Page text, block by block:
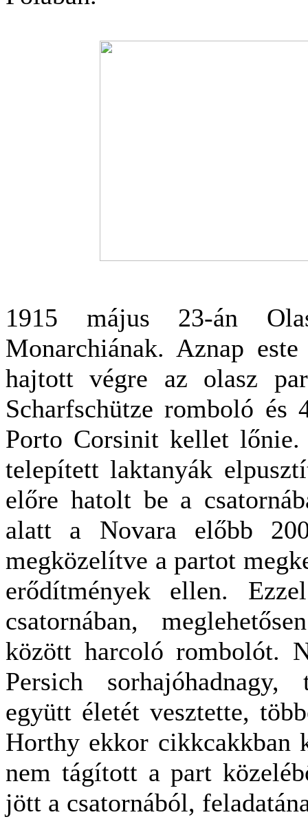
1915 május 23-án
Monarchiának. Aznap
hajtott végre az olasz
Scharfschütze romboló és
Porto Corsinit kellet lőnie.
telepített laktanyák
előre hatolt be a
alatt a Novara előbb
megközelítve a partot
erődítmények ellen.
csatornában,
között harcoló rombolót.
Persich
együtt életét vesztette,
Horthy ekkor cikkcakkban
nem tágított a part
jött a csatornából,